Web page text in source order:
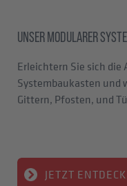
UNSER MODULARER
Erleichtern Sie sich
Systembaukasten und
Gittern, Pfosten, und
JETZT